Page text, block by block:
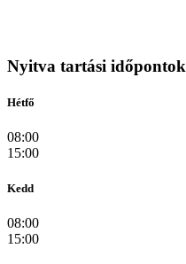
Nyitva tartási időpontok
Hétfő
08:00
15:00
Kedd
08:00
15:00